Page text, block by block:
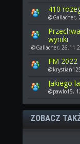
410
@Gallacher,
wyniki
@Gallacher,
FM 2022
Jakiego
@pawlo15,
ZOBACZ